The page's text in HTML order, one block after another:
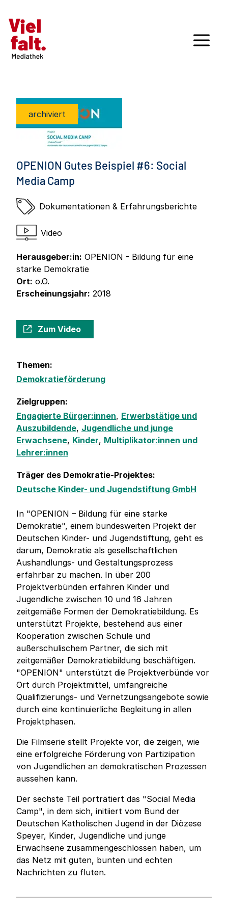
archiviert
OPENION Gutes Beispiel #6: Social
Media Camp
Dokumentationen & Erfahrungsberichte
Video
Herausgeber:in: OPENION - Bildung für eine
starke Demokratie
Ort: o.O.
Erscheinungsjahr: 2018
Zum Video
Themen:
Demokratieförderung
Zielgruppen:
Engagierte Bürger:innen, Erwerbstätige und
Auszubildende, Jugendliche und junge
Erwachsene, Kinder, Multiplikator:innen und
Lehrer:innen
Träger des Demokratie-Projektes:
Deutsche Kinder- und Jugendstiftung GmbH
In "OPENION – Bildung für eine starke
Demokratie", einem bundesweiten Projekt der
Deutschen Kinder- und Jugendstiftung, geht es
darum, Demokratie als gesellschaftlichen
Aushandlungs- und Gestaltungsprozess
erfahrbar zu machen. In über 200
Projektverbünden erfahren Kinder und
Jugendliche zwischen 10 und 16 Jahren
zeitgemäße Formen der Demokratiebildung. Es
unterstützt Projekte, bestehend aus einer
Kooperation zwischen Schule und
außerschulischem Partner, die sich mit
zeitgemäßer Demokratiebildung beschäftigen.
"OPENION" unterstützt die Projektverbünde vor
Ort durch Projektmittel, umfangreiche
Qualifizierungs- und Vernetzungsangebote sowie
durch eine kontinuierliche Begleitung in allen
Projektphasen.
Die Filmserie stellt Projekte vor, die zeigen, wie
eine erfolgreiche Förderung von Partizipation
von Jugendlichen an demokratischen Prozessen
aussehen kann.
Der sechste Teil porträtiert das "Social Media
Camp", in dem sich, initiiert vom Bund der
Deutschen Katholischen Jugend in der Diözese
Speyer, Kinder, Jugendliche und junge
Erwachsene zusammengeschlossen haben, um
das Netz mit guten, bunten und echten
Nachrichten zu fluten.